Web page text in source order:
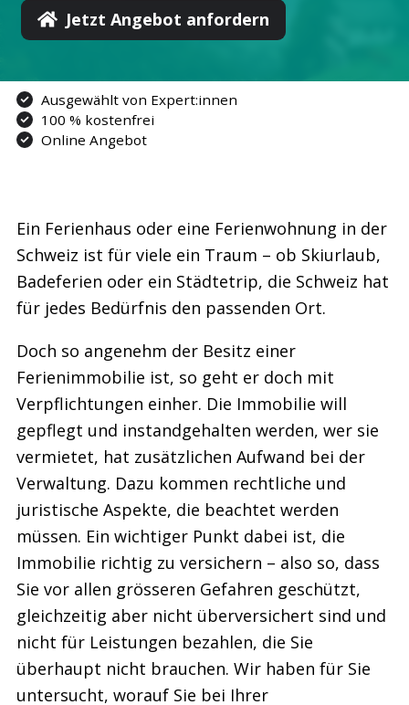
Jetzt Angebot anfordern
Ausgewählt von Expert:innen
100 % kostenfrei
Online Angebot
Ein Ferienhaus oder eine Ferienwohnung in der
Schweiz ist für viele ein Traum – ob Skiurlaub,
Badeferien oder ein Städtetrip, die Schweiz hat
für jedes Bedürfnis den passenden Ort.
Doch so angenehm der Besitz einer
Ferienimmobilie ist, so geht er doch mit
Verpflichtungen einher. Die Immobilie will
gepflegt und instandgehalten werden, wer sie
vermietet, hat zusätzlichen Aufwand bei der
Verwaltung. Dazu kommen rechtliche und
juristische Aspekte, die beachtet werden
müssen. Ein wichtiger Punkt dabei ist, die
Immobilie richtig zu versichern – also so, dass
Sie vor allen grösseren Gefahren geschützt,
gleichzeitig aber nicht überversichert sind und
nicht für Leistungen bezahlen, die Sie
überhaupt nicht brauchen. Wir haben für Sie
untersucht, worauf Sie bei Ihrer